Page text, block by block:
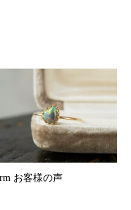
Reform お客様の声